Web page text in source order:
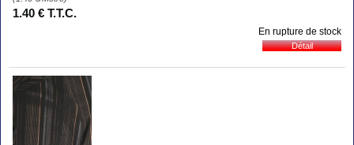
1.40 € T.T.C.
En rupture de stock